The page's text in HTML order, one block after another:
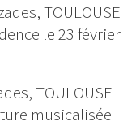
TOULOUSE
le 23 février
TOULOUSE
musicalisée